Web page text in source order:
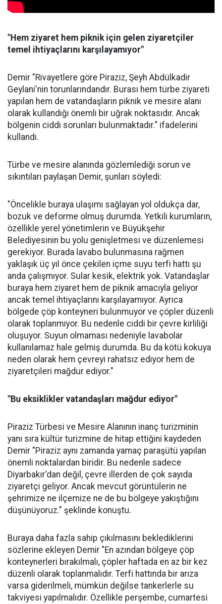
"Hem ziyaret hem piknik için gelen ziyaretçiler
temel ihtiyaçlarını karşılayamıyor"
Demir "Rivayetlere göre Piraziz, Şeyh Abdülkadir
Geylani'nin torunlarındandır. Burası hem türbe ziyareti
yapılan hem de vatandaşların piknik ve mesire alanı
olarak kullandığı önemli bir uğrak noktasıdır. Ancak
bölgenin ciddi sorunları bulunmaktadır." ifadelerini
kullandı.
Türbe ve mesire alanında gözlemlediği sorun ve
sıkıntıları paylaşan Demir, şunları söyledi:
"Öncelikle buraya ulaşımı sağlayan yol oldukça dar,
bozuk ve deforme olmuş durumda. Yetkili kurumların,
özellikle yerel yönetimlerin ve Büyükşehir
Belediyesinin bu yolu genişletmesi ve düzenlemesi
gerekiyor. Burada lavabo bulunmasına rağmen
yaklaşık üç yıl önce çekilen içme suyu terfi hattı şu
anda çalışmıyor. Sular kesik, elektrik yok. Vatandaşlar
buraya hem ziyaret hem de piknik amacıyla geliyor
ancak temel ihtiyaçlarını karşılayamıyor. Ayrıca
bölgede çöp konteyneri bulunmuyor ve çöpler düzenli
olarak toplanmıyor. Bu nedenle ciddi bir çevre kirliliği
oluşuyor. Suyun olmaması nedeniyle lavabolar
kullanılamaz hale gelmiş durumda. Bu da kötü kokuya
neden olarak hem çevreyi rahatsız ediyor hem de
ziyaretçileri mağdur ediyor."
"Bu eksiklikler vatandaşları mağdur ediyor"
Piraziz Türbesi ve Mesire Alanının inanç turizminin
yanı sıra kültür turizmine de hitap ettiğini kaydeden
Demir "Piraziz aynı zamanda yamaç paraşütü yapılan
önemli noktalardan biridir. Bu nedenle sadece
Diyarbakır'dan değil, çevre illerden de çok sayıda
ziyaretçi geliyor. Ancak mevcut görüntülerin ne
şehrimize ne ilçemize ne de bu bölgeye yakıştığını
düşünüyoruz." şeklinde konuştu.
Buraya daha fazla sahip çıkılmasını beklediklerini
sözlerine ekleyen Demir "En azından bölgeye çöp
konteynerleri bırakılmalı, çöpler haftada en az bir kez
düzenli olarak toplanmalıdır. Terfi hattında bir arıza
varsa giderilmeli, mümkün değilse tankerlerle su
takviyesi yapılmalıdır. Özellikle perşembe, cumartesi